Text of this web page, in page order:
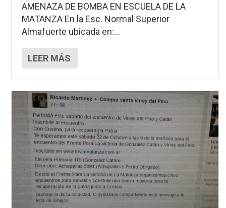
AMENAZA DE BOMBA EN ESCUELA DE LA
MATANZA En la Esc. Normal Superior
Almafuerte ubicada en:...
LEER MÁS